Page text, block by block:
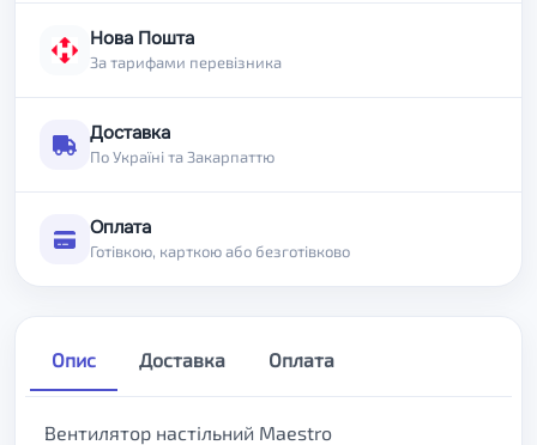
Нова Пошта
За тарифами перевізника
Доставка
По Україні та Закарпаттю
Оплата
Готівкою, карткою або безготівково
Опис Доставка Оплата
Вентилятор настільний Maestro